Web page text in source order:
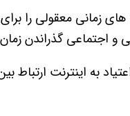
زمانی معقولی را برای
و اجتماعی گذراندن
به اینترنت